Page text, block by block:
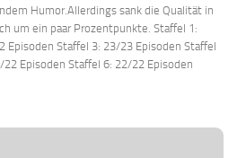
Humor.Allerdings sank die Qualität in
um ein paar Prozentpunkte. Staffel 1:
Episoden Staffel 3: 23/23 Episoden Staffel
Episoden Staffel 6: 22/22 Episoden